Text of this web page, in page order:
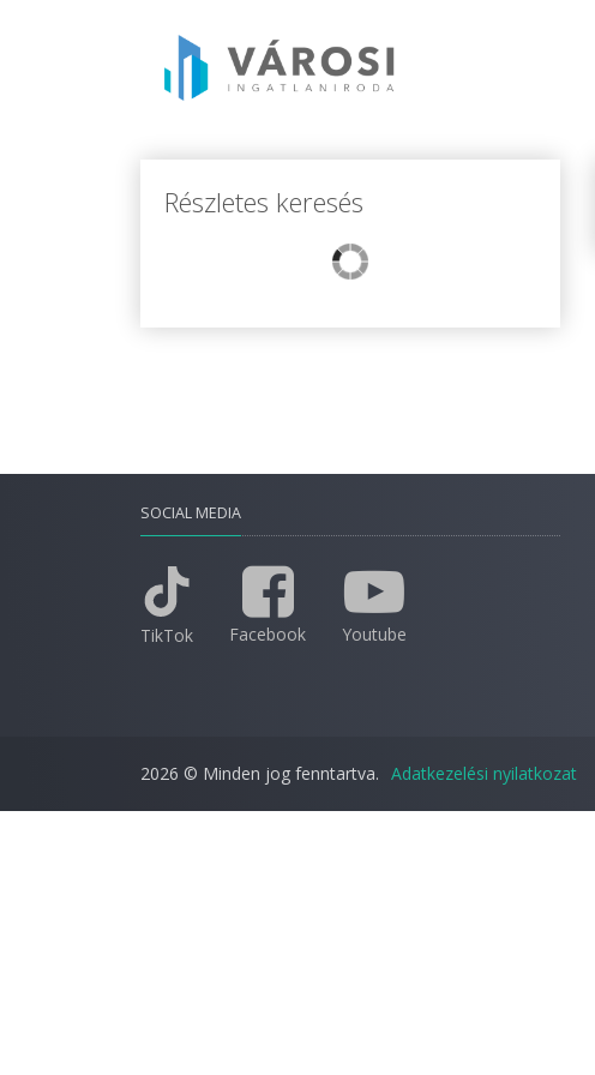
Részletes keresés
SOCIAL MEDIA
TikTok Facebook Youtube
2026 © Minden jog fenntartva. Adatkezelési nyilatkozat